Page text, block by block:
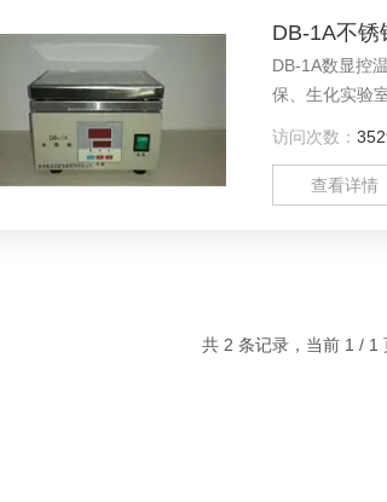
DB-1A不锈
DB-1A数显控
保、生化实验
访问次数：
查看详情
共 2 条记录，当前 1 /